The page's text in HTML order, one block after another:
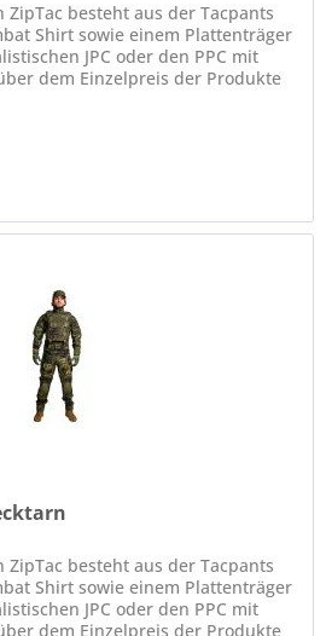
ZipTac besteht aus der Tacpants
Shirt sowie einem Plattenträger
JPC oder den PPC mit
dem Einzelpreis der Produkte
ZipTac besteht aus der Tacpants
Shirt sowie einem Plattenträger
JPC oder den PPC mit
dem Einzelpreis der Produkte